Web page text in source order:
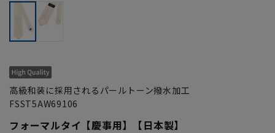
高級和装に採用されるパールトーン撥水加工
FSST5AW69106
フォーマルタイ【慶事用】【日本製】